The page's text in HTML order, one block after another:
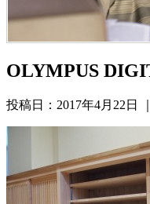
OLYMPUS
投稿日：2017年4月22日